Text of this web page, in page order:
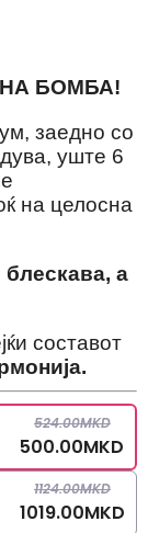
БОМБА!
заедно со
уште 6
на целосна
блескава, а
составот
524.00MKD
500.00MKD
1124.00MKD
1019.00MKD